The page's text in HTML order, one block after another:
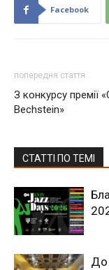
Facebook
попередня стаття
З конкурсу премії
Bechstein»
СТАТТІ ПО ТЕМІ
До